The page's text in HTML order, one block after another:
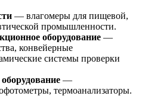
— влагомеры для пищевой,
промышленности.
оборудование —
конвейерные
системы проверки
—
термоанализаторы.